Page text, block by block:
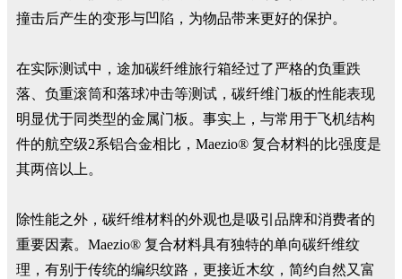
撞击后产生的变形与凹陷，为物品带来更好的保护。
在实际测试中，途加碳纤维旅行箱经过了严格的负重跌
落、负重滚筒和落球冲击等测试，碳纤维门板的性能表现
明显优于同类型的金属门板。事实上，与常用于飞机结构
件的航空级2系铝合金相比，Maezio® 复合材料的比强度是
其两倍以上。
除性能之外，碳纤维材料的外观也是吸引品牌和消费者的
重要因素。Maezio® 复合材料具有独特的单向碳纤维纹
理，有别于传统的编织纹路，更接近木纹，简约自然又富